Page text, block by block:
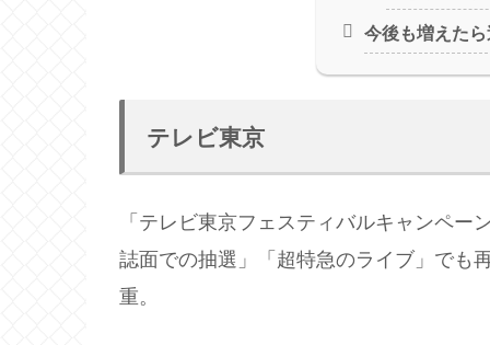
今後も増えた
テレビ東京
「テレビ東京フェスティバルキャンペ
誌面での抽選」「超特急のライブ」でも
重。